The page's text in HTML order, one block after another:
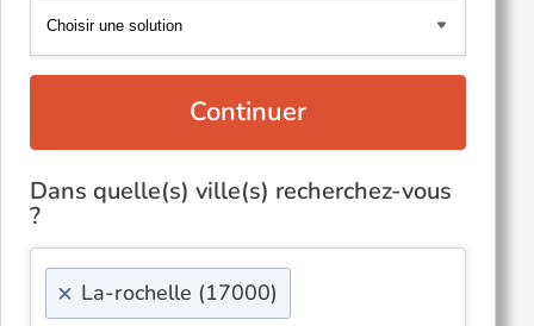
Continuer
Dans quelle(s) ville(s) recherchez-vous
?
× La-rochelle (17000)